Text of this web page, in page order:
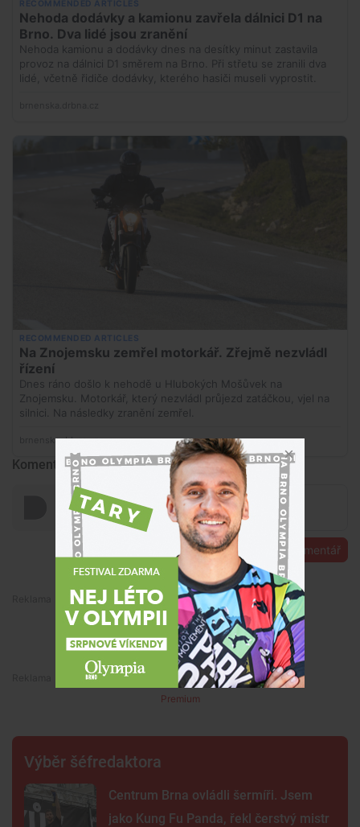
Komentáře
Přidat komentář
Premium
Premium
Výběr šéfredaktora
Centrum Brna ovládli šermíři. Jsem
jako Kung Fu Panda, řekl čerstvý mistr